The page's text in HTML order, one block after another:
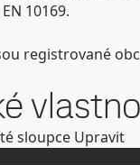
10169.
registrované
sloupce Upravit